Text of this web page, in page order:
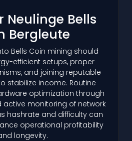
Neulinge Bells
Bergleute
Bells Coin mining should
efficient setups, proper
and joining reputable
stabilize income. Routine
optimization through
active monitoring of network
hashrate and difficulty can
operational profitability
longevity.